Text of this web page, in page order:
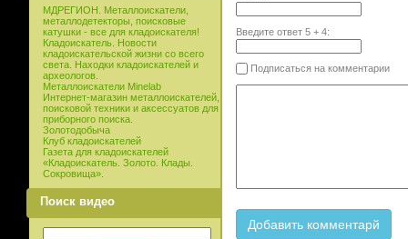
МДРЕГИОН. Металлоискатели,
металлодетекторы, поисковые
катушки - все для кладоискателя!
Кладоискатель. Новости
кладоискательской жизни со всего
света. Находки кладоискателей и
археологов.
Металлоискатели Minelab
Интернет-магазин металлоискателей,
поисковой техники и аксессуатов для
приборного поиска.
Золотодобыча
Клуб кладоискателей
Газета для кладоискателей
«Кладоискатель. Золото. Клады.
Сокровища».
Поиск видео
Введите ответ 5+ 4:
Подписаться на комментарии